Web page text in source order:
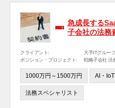
急成長する
子会社の法務
クライアント:
大手ITグルー
ポジション・プロジェクト:
戦略子会社 法
1000万円～1500万円 AI・
法務スペシャリスト